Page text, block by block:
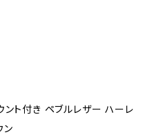
ント付き ペブルレザー ハーレ
ン